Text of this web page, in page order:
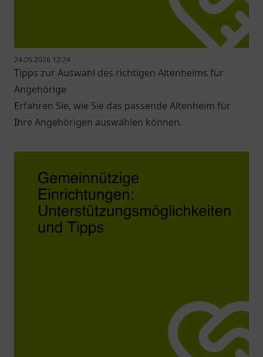
24.05.2026 12:24
Tipps zur Auswahl des richtigen Altenheims für
Angehörige
Erfahren Sie, wie Sie das passende Altenheim für
Ihre Angehörigen auswählen können.